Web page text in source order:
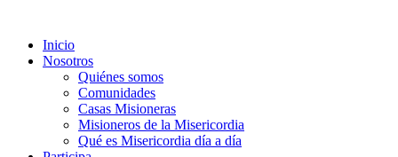
Inicio
Nosotros
Quiénes somos
Comunidades
Casas Misioneras
Misioneros de la Misericordia
Qué es Misericordia día a día